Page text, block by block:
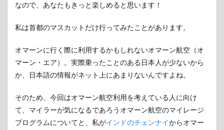
なので、あなたもきっと楽しめると思います！
私は首都のマスカットだけ行ってみたことがあります。
オマーンに行く際に利用するかもしれないオマーン航空（オ
マーン・エア）。実際乗ったことのある日本人が少ないから
か、日本語の情報がネット上にあまりないんですよね。
そのため、今回はオマーン航空利用を考えている人に向け
て、マイラーが気になるであろうオマーン航空のマイレージ
プログラムについてと、私がインドのチェンナイからオマー